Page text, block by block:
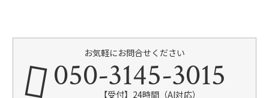
お気軽にお問合せください
050-3145-3015
【受付】24時間（AI対応）